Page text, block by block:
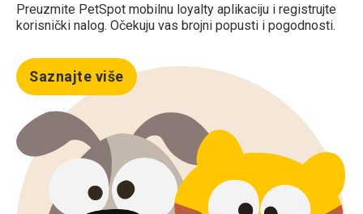
Preuzmite PetSpot mobilnu loyalty aplikaciju i registrujte
korisnički nalog. Očekuju vas brojni popusti i pogodnosti.
Saznajte više